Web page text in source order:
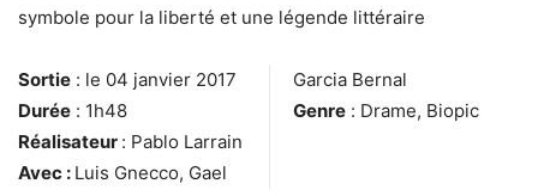
symbole pour la liberté et une légende littéraire
Sortie : le 04 janvier 2017
Durée : 1h48
Réalisateur : Pablo Larrain
Avec : Luis Gnecco, Gael
Garcia Bernal
Genre : Drame, Biopic